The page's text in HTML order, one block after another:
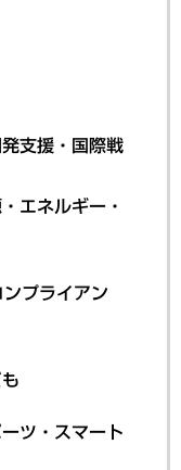
支援・国際戦
エネルギー・
プライアン
ツ・スマート